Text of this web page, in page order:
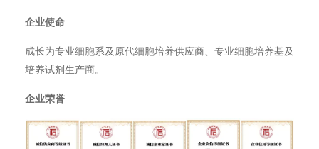
企业使命
成长为专业细胞系及原代细胞培养供应商、专业细胞培养基及
培养试剂生产商。
企业荣誉